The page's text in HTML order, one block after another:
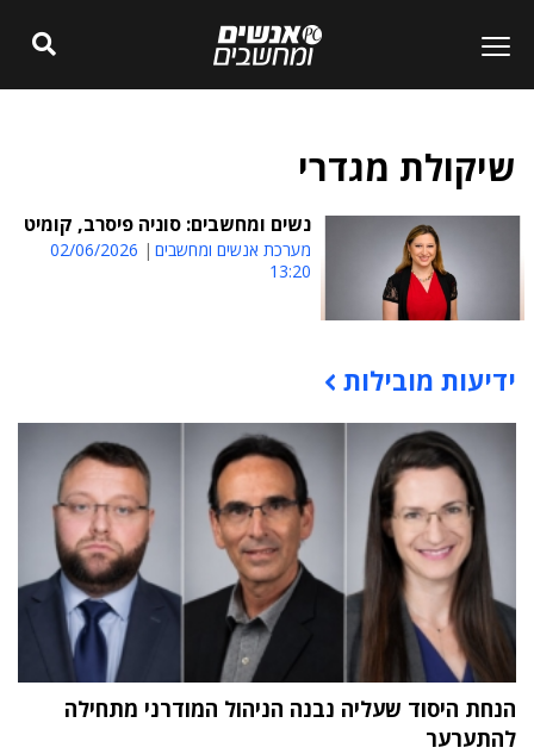
שיקולת מגדרי
נשים ומחשבים: סוניה פיסרב, קומיט
מערכת אנשים ומחשבים
02/06/2026
13:20
תוכן פרסומי
ידיעות מובילות
הנחת היסוד שעליה נבנה הניהול המודרני מתחילה
להתערער